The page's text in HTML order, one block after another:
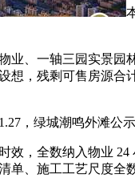
、一轴三园实景园
，残剩可售房源合
，绿城潮鸣外滩公
，全数纳入物业 24
、施工工艺尺度全